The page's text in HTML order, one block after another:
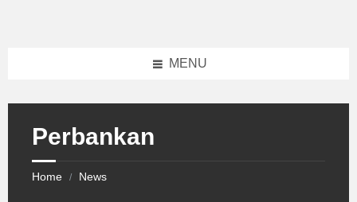
MENU
Perbankan
Home / News